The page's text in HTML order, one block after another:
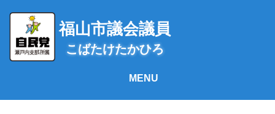
ス
福山市議会議員
こばたけたかひろ